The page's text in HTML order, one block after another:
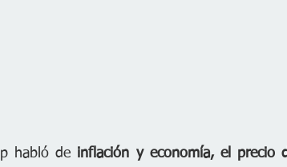
habló de inflación y economía, el precio